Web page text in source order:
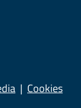
Cookies